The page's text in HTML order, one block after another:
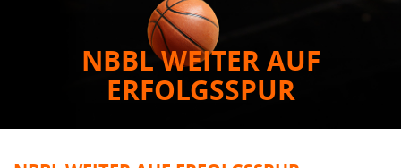
NBBL WEITER AUF
ERFOLGSSPUR